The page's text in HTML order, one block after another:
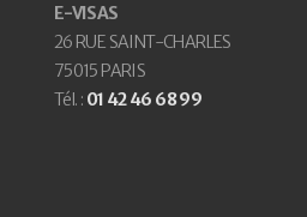
E-VISAS
26 RUE SAINT-CHARLES
75015 PARIS
Tél. : 01 42 46 68 99